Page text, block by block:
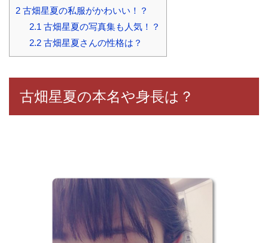
2 古畑星夏の私服がかわいい！？
2.1 古畑星夏の写真集も人気！？
2.2古畑星夏さんの性格は？
古畑星夏の本名や身長は？